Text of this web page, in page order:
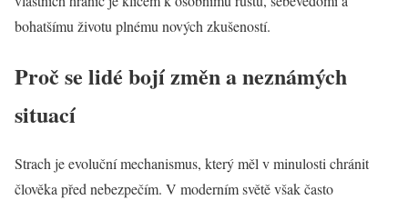
bohatšímu životu plnému nových zkušeností.
Proč se lidé bojí změn a neznámých
situací
Strach je evoluční mechanismus, který měl v minulosti chránit
člověka před nebezpečím. V moderním světě však často